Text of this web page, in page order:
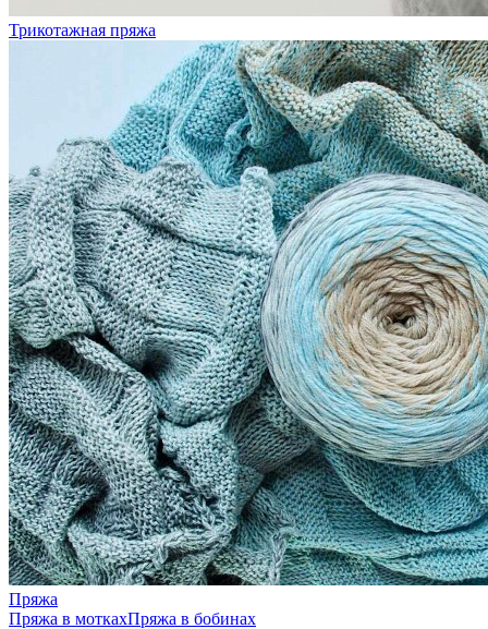
Трикотажная пряжа
Пряжа
Пряжа в моткахПряжа в бобинах